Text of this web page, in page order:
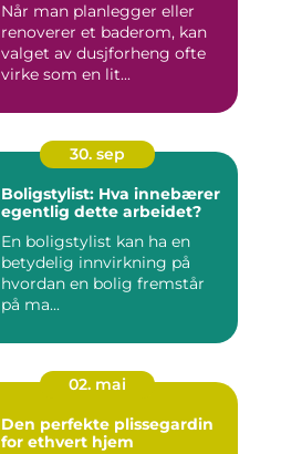
Når man planlegger eller
renoverer et baderom, kan
valget av dusjforheng ofte
virke som en lit...
30. sep
Boligstylist: Hva innebærer
egentlig dette arbeidet?
En boligstylist kan ha en
betydelig innvirkning på
hvordan en bolig fremstår
på ma...
02. mai
Den perfekte plissegardin
for ethvert hjem